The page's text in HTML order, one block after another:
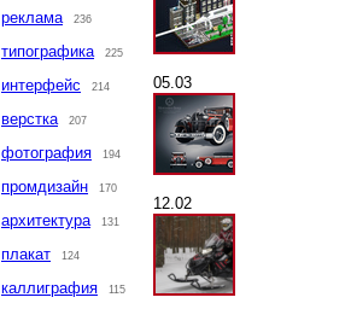
реклама 236
типографика 225
интерфейс 214
верстка 207
фотография 194
промдизайн 170
архитектура 131
плакат 124
каллиграфия 115
05.03
12.02